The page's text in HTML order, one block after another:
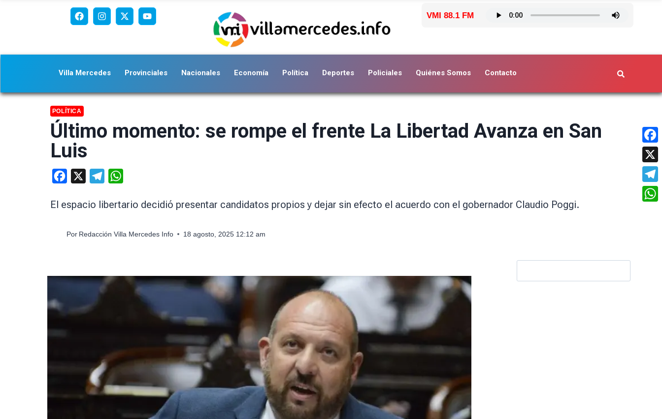
VMI 88.1 FM
Villa Mercedes Provinciales Nacionales Economía Política Deportes Policiales Quiénes Somos Contacto
POLÍTICA
Último momento: se rompe el frente La Libertad Avanza en San
Luis
Facebook Telegram
El espacio libertario decidió presentar candidatos propios y dejar sin efecto el acuerdo con el gobernador Claudio Poggi.
Por Redacción Villa Mercedes Info 18 agosto, 2025 12:12 am
X